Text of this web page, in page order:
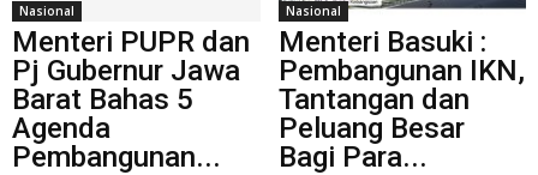
Nasional
Menteri PUPR dan
Pj Gubernur Jawa
Barat Bahas 5
Agenda
Pembangunan...
Nasional
Menteri Basuki :
Pembangunan IKN,
Tantangan dan
Peluang Besar
Bagi Para...